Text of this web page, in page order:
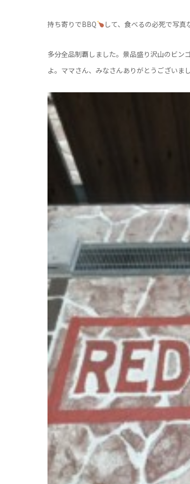
持ち寄りでBBQ して、食べるの必死で写真
多分全品制覇しました。景品盛り沢山のビン
よ。ママさん、みなさんありがとうございま